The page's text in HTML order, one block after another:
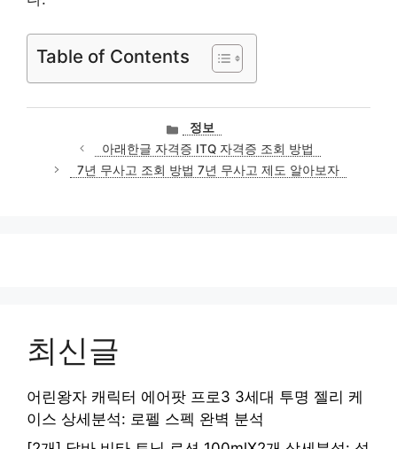
Table of Contents
카
테
고
리
정보
아래한글 자격증 ITQ 자격증 조회 방법
7년 무사고 조회 방법 7년 무사고 제도 알아보자
최신글
어린왕자 캐릭터 에어팟 프로3 3세대 투명 젤리 케
이스 상세분석: 로펠 스펙 완벽 분석